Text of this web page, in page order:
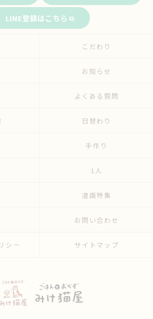
LINE登録はこちら
こだわり
お知らせ
よくある質問
日替わり
手作り
1人
漫画特集
お問い合わせ
シー サイトマップ